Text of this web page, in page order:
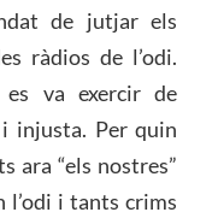
de jutjar els
ràdios de l’odi.
es va exercir de
injusta. Per quin
ara “els nostres”
l’odi i tants crims